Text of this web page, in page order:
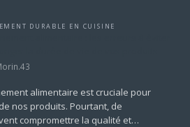
DURABLE EN CUISINE
alimentaire est cruciale pour
nos produits. Pourtant, de
compromettre la qualité et…